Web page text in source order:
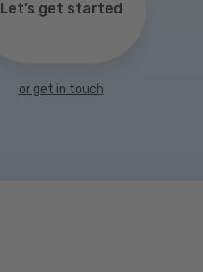
Let’s get started
or get in touch